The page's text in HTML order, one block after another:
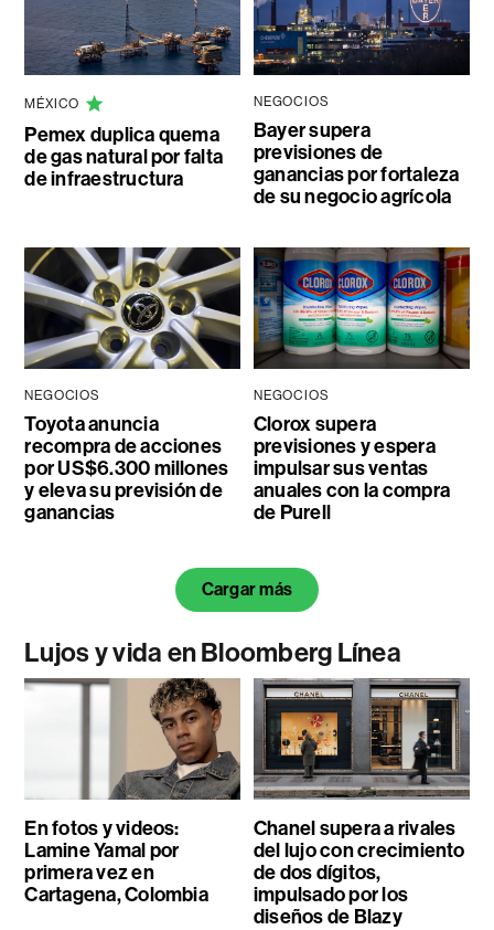
MÉXICO
Pemex duplica quema
de gas natural por falta
de infraestructura
NEGOCIOS
Bayer supera
previsiones de
ganancias por fortaleza
de su negocio agrícola
NEGOCIOS
Toyota anuncia
recompra de acciones
por US$6.300 millones
y eleva su previsión de
ganancias
NEGOCIOS
Clorox supera
previsiones y espera
impulsar sus ventas
anuales con la compra
de Purell
Cargar más
Lujos y vida en Bloomberg Línea
En fotos y videos:
Lamine Yamal por
primera vez en
Cartagena, Colombia
Chanel supera a rivales
del lujo con crecimiento
de dos dígitos,
impulsado por los
diseños de Blazy